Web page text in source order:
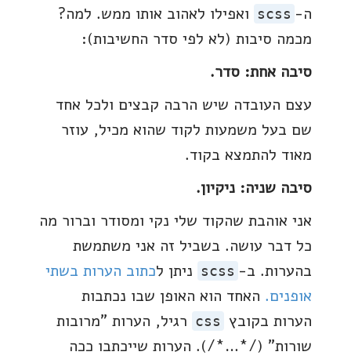
ה- scss ואפילו לאהוב אותו ממש. למה?
מכמה סיבות (לא לפי סדר החשיבות):
סיבה אחת: סדר.
עצם העובדה שיש הרבה קבצים ולכל אחד
שם בעל משמעות לקוד שהוא מכיל, עוזר
מאוד להתמצא בקוד.
סיבה שניה: ניקיון.
אני אוהבת שהקוד שלי נקי ומסודר וברור מה
כל דבר עושה. בשביל זה אני משתמשת
בהערות. ב- scss ניתן לכתוב הערות בשתי
אופנים. האחד הוא האופן שבו נכתבות
הערות בקובץ
css רגיל, הערות "מרובות
שורות" (/*…*/). הערות שייכתבו ככה